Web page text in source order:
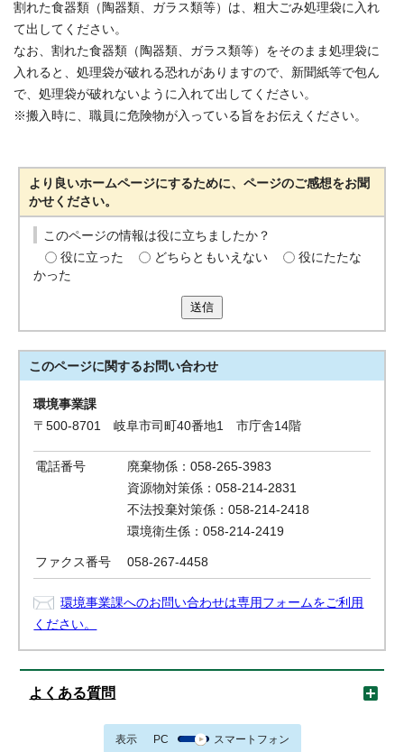
割れた食器類（陶器類、ガラス類等）は、粗大ごみ処理袋に入れ
て出してください。
なお、割れた食器類（陶器類、ガラス類等）をそのまま処理袋に
入れると、処理袋が破れる恐れがありますので、新聞紙等で包ん
で、処理袋が破れないように入れて出してください。
※搬入時に、職員に危険物が入っている旨をお伝えください。
より良いホームページにするために、ページのご感想をお聞
かせください。
このページの情報は役に立ちましたか？
役に立った
どちらともいえない
役にたたな
かった
送信
このページに関するお問い合わせ
環境事業課
〒500-8701 岐阜市司町40番地1 市庁舎14階
電話番号
廃棄物係：058-265-3983
資源物対策係：058-214-2831
不法投棄対策係：058-214-2418
環境衛生係：058-214-2419
ファクス番号 058-267-4458
環境事業課へのお問い合わせは専用フォームをご利用
ください。
よくある質問
表示 PC スマートフォン